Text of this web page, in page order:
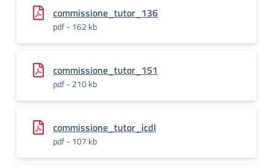
commissione_tutor_136
pdf - 162 kb
commissione_tutor_151
pdf - 210 kb
commissione_tutor_icdl
pdf - 107 kb